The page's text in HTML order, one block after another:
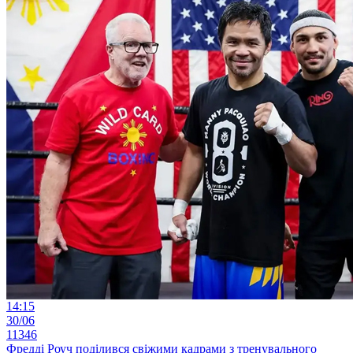
14:15
30/06
11346
Фредді Роуч поділився свіжими кадрами з тренувального